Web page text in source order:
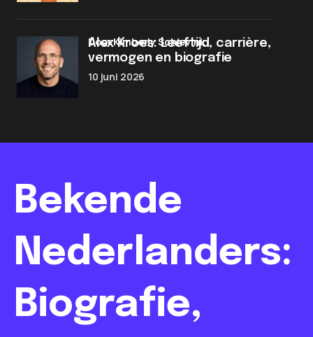
Alex Kroes: Leeftijd, carrière,
vermogen en biografie
door Kimberly Schievink
10 juni 2026
Bekende
Nederlanders:
Biografie,